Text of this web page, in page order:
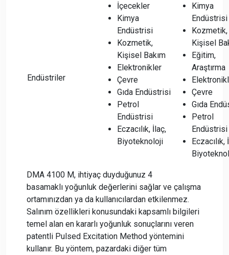
Endüstriler
İçecekler
Kimya
Endüstrisi
Kozmetik,
Kişisel Bakım
Elektronikler
Çevre
Gıda Endüstrisi
Petrol
Endüstrisi
Eczacılık, İlaç,
Biyoteknoloji
Kimya
Endüstrisi
Kozmetik,
Kişisel
Eğitim,
Araştırma
Çevre
Gıda
Petrol
Endüstrisi
Eczacılık,
DMA 4100 M, ihtiyaç duyduğunuz 4
basamaklı yoğunluk değerlerini sağlar ve çalışma
ortamınızdan ya da kullanıcılardan etkilenmez.
Salınım özellikleri konusundaki kapsamlı bilgileri
temel alan en kararlı yoğunluk sonuçlarını veren
patentli Pulsed Excitation Method yöntemini
kullanır. Bu yöntem, pazardaki diğer tüm